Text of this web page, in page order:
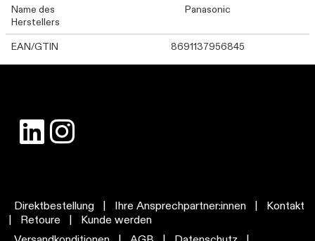
Name des
Herstellers
Panasonic
EAN/GTIN 8691137956845
Direktbestellung | Ihre Ansprechpartner:innen |
Kontakt
|
Retoure |
Kunde werden